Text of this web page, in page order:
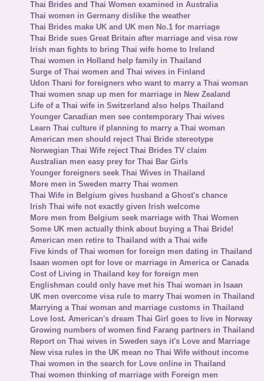
Thai Brides and Thai Women examined in Australia
Thai women in Germany dislike the weather
Thai Brides make UK and UK men No.1 for marriage
Thai Bride sues Great Britain after marriage and visa row
Irish man fights to bring Thai wife home to Ireland
Thai women in Holland help family in Thailand
Surge of Thai women and Thai wives in Finland
Udon Thani for foreigners who want to marry a Thai woman
Thai women snap up men for marriage in New Zealand
Life of a Thai wife in Switzerland also helps Thailand
Younger Canadian men see contemporary Thai wives
Learn Thai culture if planning to marry a Thai woman
American men should reject Thai Bride stereotype
Norwegian Thai Wife reject Thai Brides TV claim
Australian men easy prey for Thai Bar Girls
Younger foreigners seek Thai Wives in Thailand
More men in Sweden marry Thai women
Thai Wife in Belgium gives husband a Ghost's chance
Irish Thai wife not exactly given Irish welcome
More men from Belgium seek marriage with Thai Women
Some UK men actually think about buying a Thai Bride!
American men retire to Thailand with a Thai wife
Five kinds of Thai women for foreign men dating in Thailand
Isaan women opt for love or marriage in America or Canada
Cost of Living in Thailand key for foreign men
Englishman could only have met his Thai woman in Isaan
UK men overcome visa rule to marry Thai women in Thailand
Marrying a Thai woman and marriage customs in Thailand
Love lost. American's dream Thai Girl goes to live in Norway
Growing numbers of women find Farang partners in Thailand
Report on Thai wives in Sweden says it's Love and Marriage
New visa rules in the UK mean no Thai Wife without income
Thai women in the search for Love online in Thailand
Thai women thinking of marriage with Foreign men